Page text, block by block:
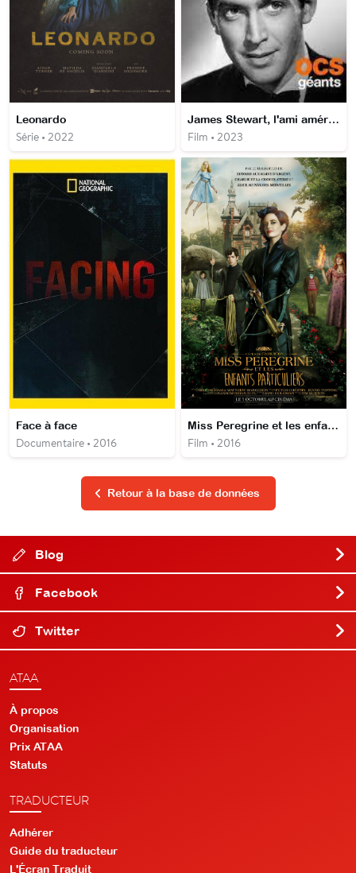
Leonardo
Série • 2022
James Stewart, l'ami américain
Film • 2023
Face à face
Documentaire • 2016
Miss Peregrine et les enfants particuliers
Film • 2016
Retour à la base de données
Blog
Facebook
Twitter
ATAA
À propos
Organisation
Prix ATAA
Statuts
TRADUCTEUR
Adhérer
Guide du traducteur
L'Écran Traduit